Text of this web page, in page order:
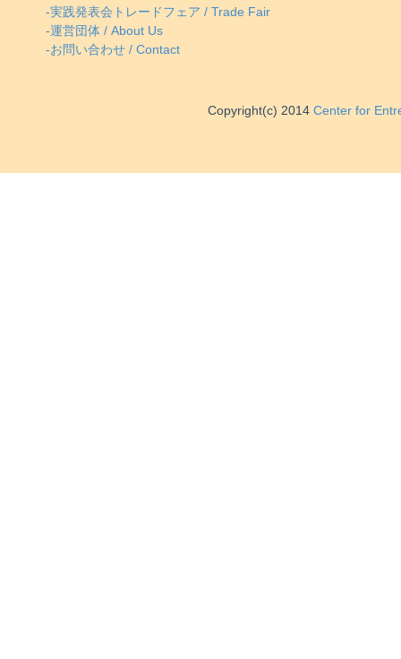
-実践発表会トレードフェア / Trade Fair
-運営団体 / About Us
-お問い合わせ / Contact
Copyright(c) 2014 Center for